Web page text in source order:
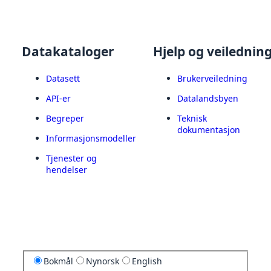
Datakataloger
Datasett
API-er
Begreper
Informasjonsmodeller
Tjenester og
hendelser
Hjelp og
Brukerveiledning
Datalandsbyen
Teknisk
dokumentasjon
Bokmål Nynorsk English